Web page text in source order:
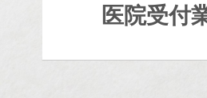
医院受付